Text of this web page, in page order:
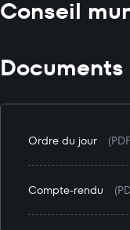
Conseil
Ordre du jour
Compte-rendu